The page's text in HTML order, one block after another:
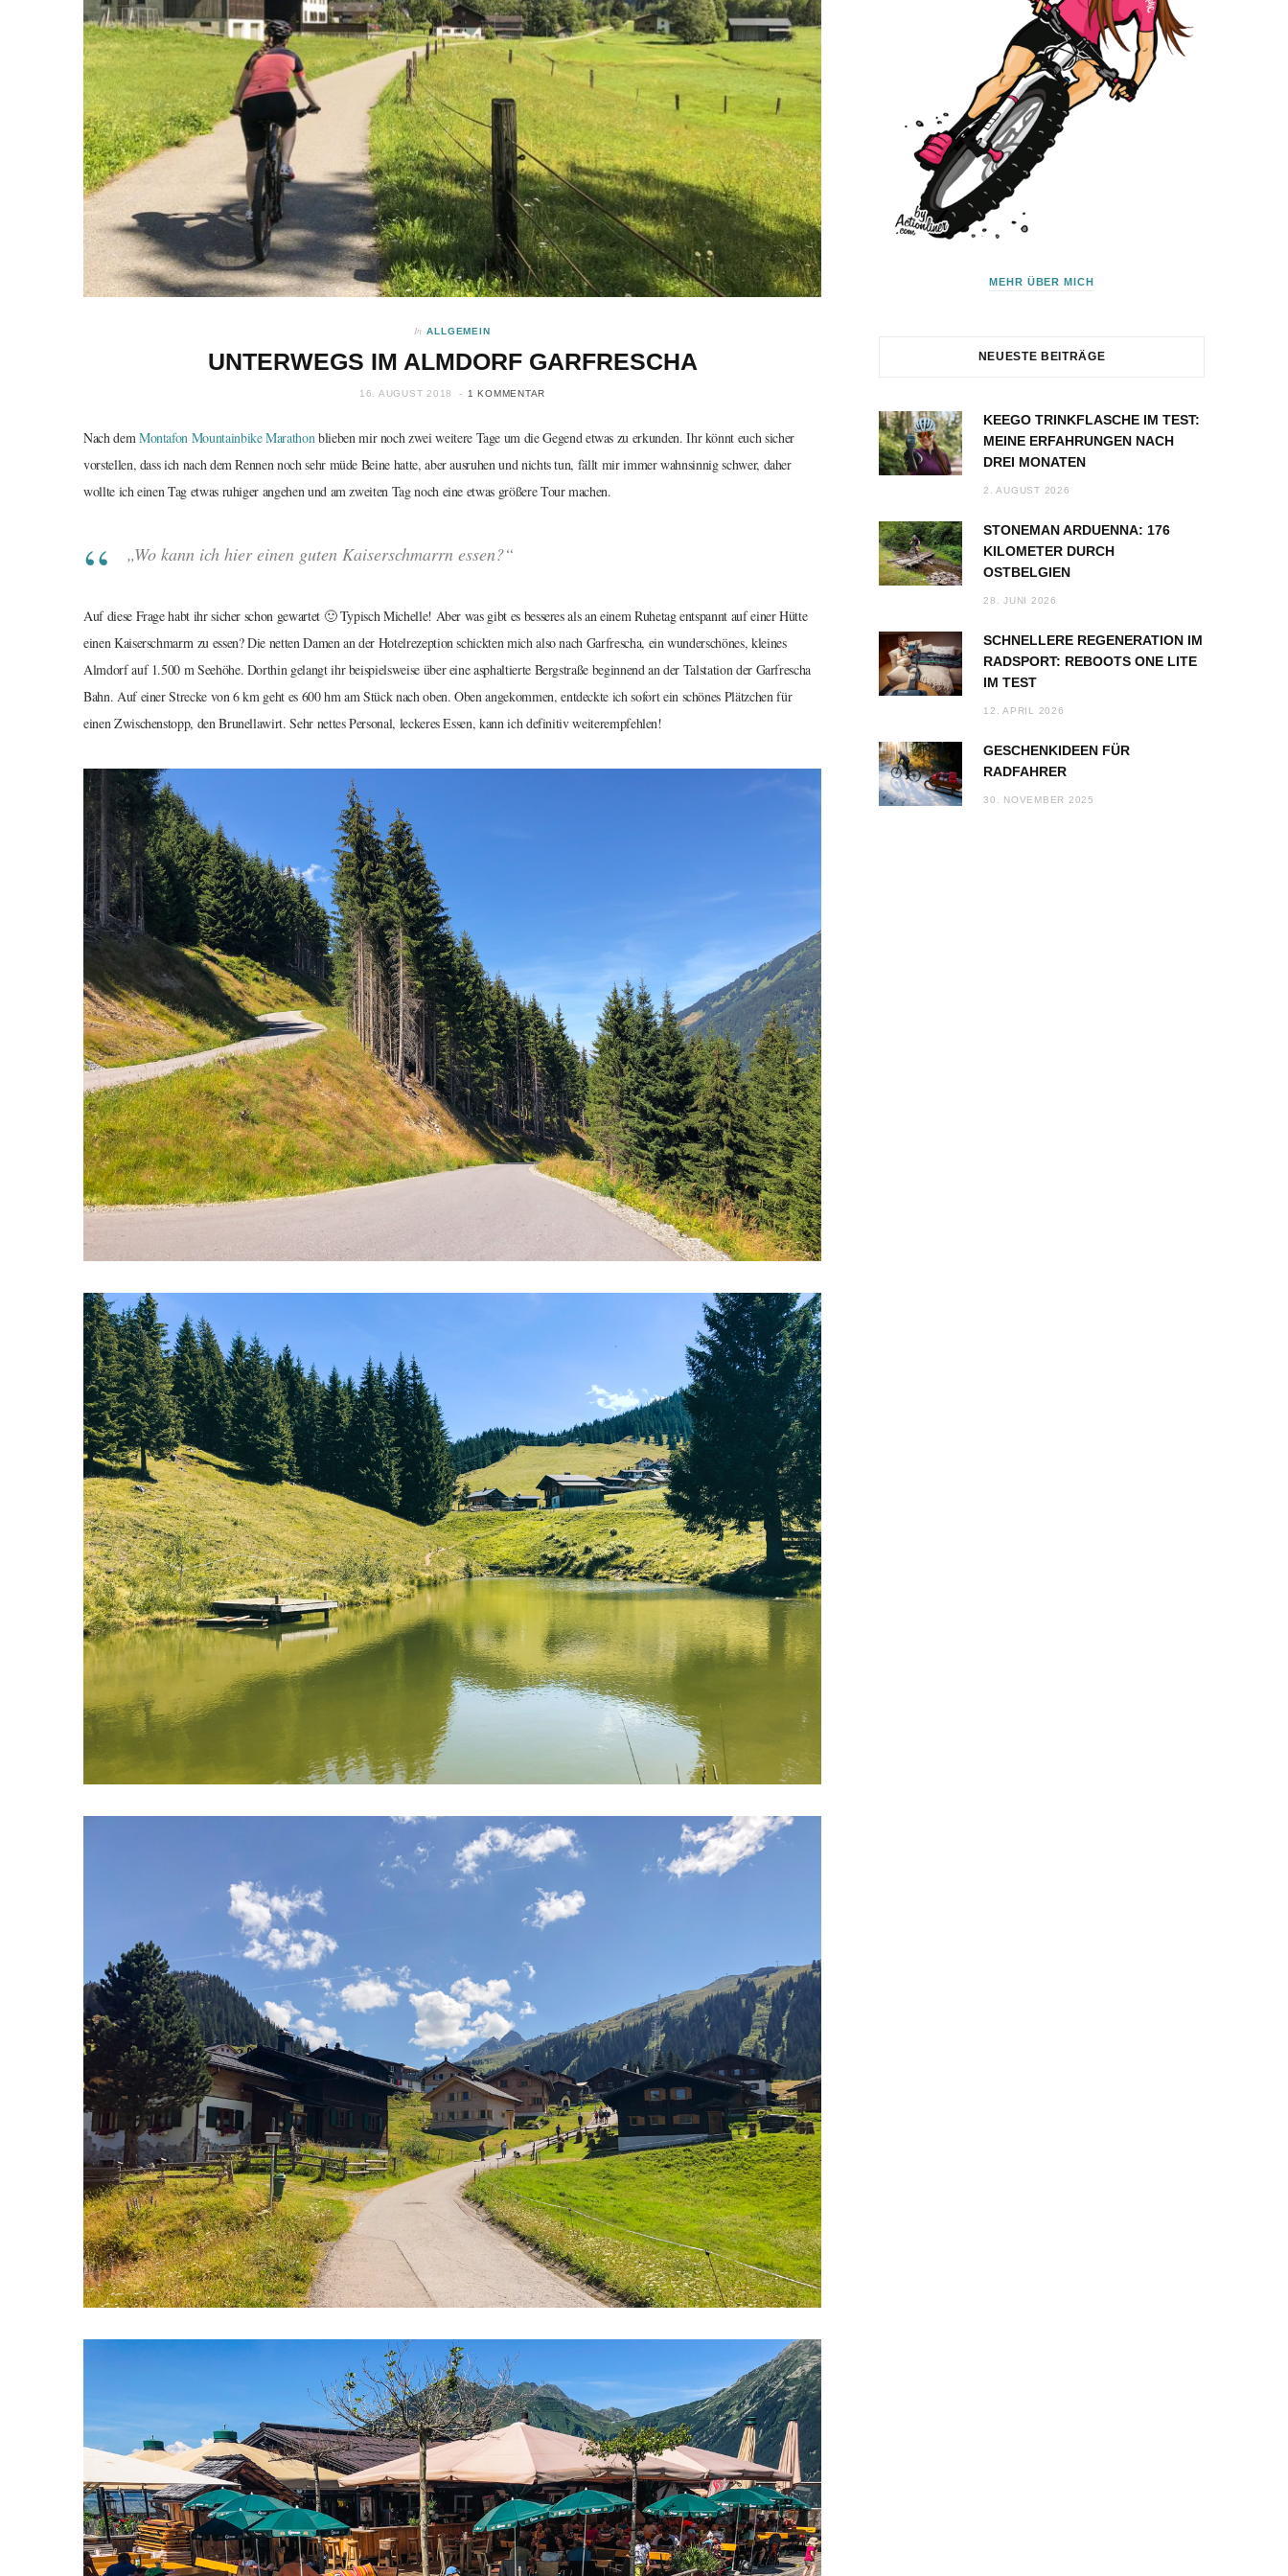
In ALLGEMEIN
UNTERWEGS IM ALMDORF GARFRESCHA
16. AUGUST 2018 1 KOMMENTAR
Nach demMontafon Mountainbike Marathonblieben mir noch zwei weitere Tage um die Gegend etwas zu erkunden. Ihr könnt euch sicher
vorstellen, dass ich nach dem Rennen noch sehr müde Beine hatte, aber ausruhen und nichts tun, fällt mir immer wahnsinnig schwer, daher
wollte ich einen Tag etwas ruhiger angehen und am zweiten Tag noch eine etwas größere Tour machen.
„Wo kann ich hier einen guten Kaiserschmarrn essen?“
Auf diese Frage habt ihr sicher schon gewartet 🙂 Typisch Michelle! Aber was gibt es besseres als an einem Ruhetag entspannt auf einer Hütte
einen Kaiserschmarrn zu essen? Die netten Damen an der Hotelrezeption schickten mich also nach Garfrescha, ein wunderschönes, kleines
Almdorf auf 1.500 m Seehöhe. Dorthin gelangt ihr beispielsweise über eine asphaltierte Bergstraße beginnend an der Talstation der Garfrescha
Bahn. Auf einer Strecke von 6 km geht es 600 hm am Stück nach oben. Oben angekommen, entdeckte ich sofort ein schönes Plätzchen für
einen Zwischenstopp, den Brunellawirt. Sehr nettes Personal, leckeres Essen, kann ich definitiv weiterempfehlen!
MEHR ÜBER MICH
NEUESTE BEITRÄGE
KEEGO TRINKFLASCHE IM TEST:
MEINE ERFAHRUNGEN NACH
DREI MONATEN
2. AUGUST 2026
STONEMAN ARDUENNA: 176
KILOMETER DURCH
OSTBELGIEN
28. JUNI 2026
SCHNELLERE REGENERATION IM
RADSPORT: REBOOTS ONE LITE
IM TEST
12. APRIL 2026
GESCHENKIDEEN FÜR
RADFAHRER
30. NOVEMBER 2025